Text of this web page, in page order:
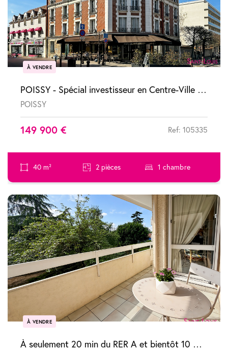
À VENDRE
POISSY - Spécial investisseur en Centre-Ville - 2 pièces vendu loué
POISSY
149 900 € Ref: 105335
40 m² 2 pièces 1 chambre
À VENDRE
À seulement 20 min du RER A et bientôt 10 min grâce au Tram 13 Appartement Poissy 4 pièces avec terrasse